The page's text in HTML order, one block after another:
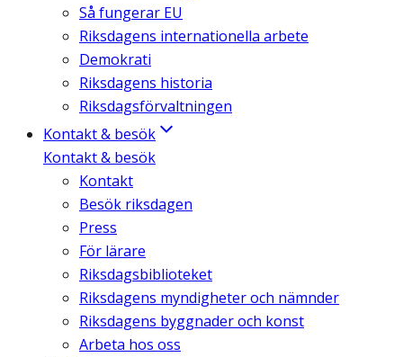
Så fungerar EU
Riksdagens internationella arbete
Demokrati
Riksdagens historia
Riksdagsförvaltningen
Kontakt & besök
Kontakt & besök
Kontakt
Besök riksdagen
Press
För lärare
Riksdagsbiblioteket
Riksdagens myndigheter och nämnder
Riksdagens byggnader och konst
Arbeta hos oss